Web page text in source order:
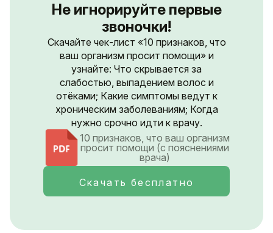
Не игнорируйте первые
звоночки!
Скачайте чек-лист «10 признаков, что
ваш организм просит помощи» и
узнайте: Что скрывается за
слабостью, выпадением волос и
отёками; Какие симптомы ведут к
хроническим заболеваниям; Когда
нужно срочно идти к врачу.
10 признаков, что ваш организм
просит помощи (с пояснениями
врача)
Скачать бесплатно